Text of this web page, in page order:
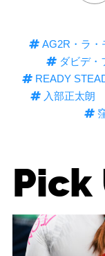
AG2R・ラ・
ダビデ・
READY
入部正太朗
Pick